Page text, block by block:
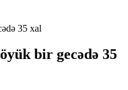
bir gecədə 35